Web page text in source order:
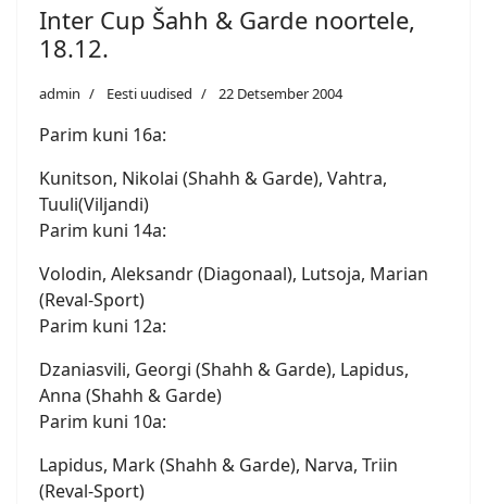
Inter Cup Šahh & Garde noortele,
18.12.
admin Eesti uudised 22 Detsember 2004
Parim kuni 16a:
Kunitson, Nikolai (Shahh & Garde), Vahtra,
Tuuli(Viljandi)
Parim kuni 14a:
Volodin, Aleksandr (Diagonaal), Lutsoja, Marian
(Reval-Sport)
Parim kuni 12a:
Dzaniasvili, Georgi (Shahh & Garde), Lapidus,
Anna (Shahh & Garde)
Parim kuni 10a:
Lapidus, Mark (Shahh & Garde), Narva, Triin
(Reval-Sport)